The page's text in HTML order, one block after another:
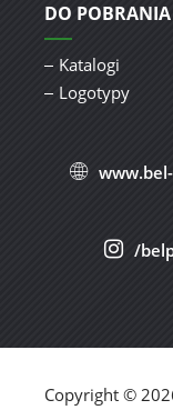
DO POBRANIA
Katalogi
Logotypy
/
Copyright ©